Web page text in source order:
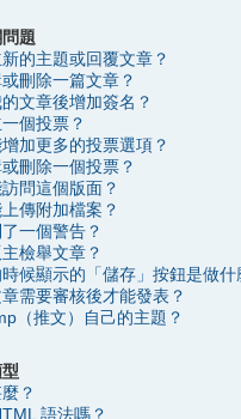
題
的主題或回覆文章？
刪除一篇文章？
文章後增加簽名？
個投票？
加更多的投票選項？
刪除一個投票？
問這個版面？
傳附加檔案？
一個警告？
檢舉文章？
候顯示的「儲存」按鈕是做什
需要審核後才能發表？
（推文）自己的主題？
？
語法嗎？